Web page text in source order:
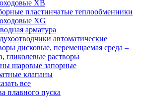
ХВ
пластинчатые теплообменники
ХG
арматура
автоматические
дисковые, перемещаемая среда –
гликолевые растворы
шаровые запорные
клапаны
все
плавного пуска